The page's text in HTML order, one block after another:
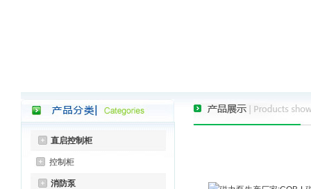
直启控制柜
控制柜
消防泵